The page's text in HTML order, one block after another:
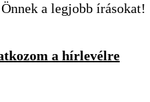
a legjobb írásokat!
a hírlevélre